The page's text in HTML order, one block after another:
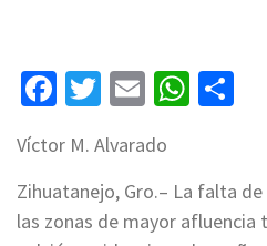
Facebook
Twitter
Email
Víctor M. Alvarado
Zihuatanejo, Gro.– La falta
las zonas de mayor